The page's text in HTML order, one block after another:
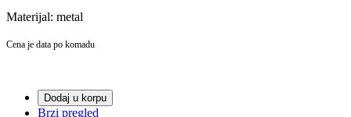
Materijal: metal
Cena je data po komadu
Dodaj u korpu
Brzi pregled